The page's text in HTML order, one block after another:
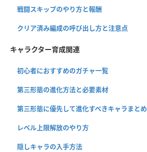
戦闘スキップのやり方と報酬
クリア済み編成の呼び出し方と注意点
キャラクター育成関連
初心者におすすめのガチャ一覧
第三形態の進化方法と必要素材
第三形態に優先して進化すべきキャラまとめ
レベル上限解放のやり方
隠しキャラの入手方法